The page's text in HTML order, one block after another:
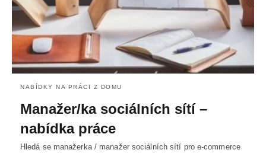
NABÍDKY NA PRÁCI Z DOMU
Manažer/ka sociálních sítí –
nabídka práce
Hledá se manažerka / manažer sociálních sítí pro e-commerce